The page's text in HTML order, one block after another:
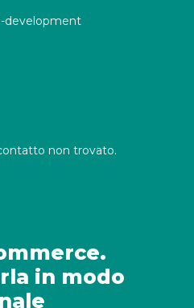
development
non trovato.
in modo